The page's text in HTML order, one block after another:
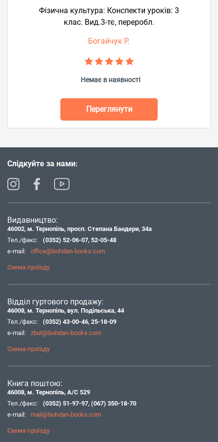
Фізична культура: Конспекти уроків: 3
клас. Вид.3-тє, переробл.
Богайчук Р.
Немає в наявності
Переглянути
Слідкуйте за нами:
Видавництво:
46002, м. Тернопіль, просп. Степана Бандери, 34а
Тел./факс:
(0352) 52-06-07, 52-05-48
e-mail:
office@bohdan-books.com
Схема проїзду
Відділ гуртового продажу:
46008, м. Тернопіль, вул. Подільська, 44
Тел./факс:
(0352) 43-00-46, 25-18-09
e-mail:
zbut@bohdan-books.com
Схема проїзду
Книга поштою:
46008, м. Тернопіль, А/С 529
Тел./факс:
(0352) 51-97-97, (067) 350-18-70
e-mail:
mail@bohdan-books.com
Схема проїзду